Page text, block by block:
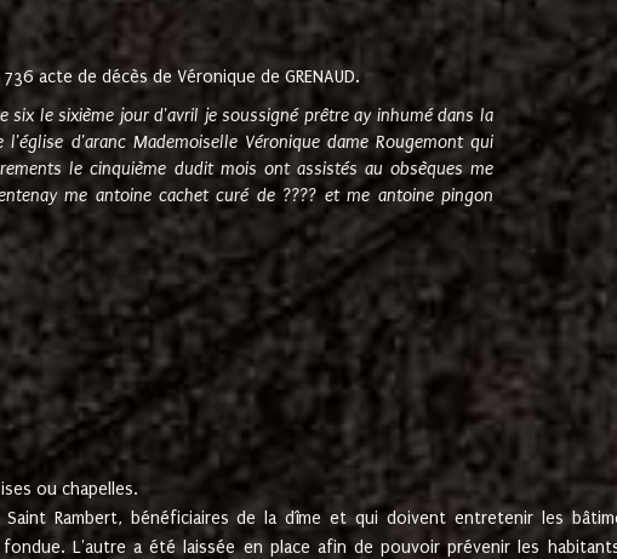
acte de décès de Véronique de GRENAUD.
six le sixième jour d'avril je soussigné prêtre ay inhumé dans la
d'aranc Mademoiselle Véronique dame Rougemont qui
le cinquième dudit mois ont assistés au obsèques me
me antoine cachet curé de ???? et me antoine pingon
ou chapelles.
Rambert, bénéficiaires de la dîme et qui doivent entretenir les
L'autre a été laissée en place afin de pouvoir prévenir les